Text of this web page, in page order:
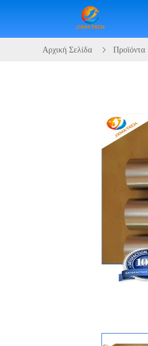
Αρχική Σελίδα Προϊόντα